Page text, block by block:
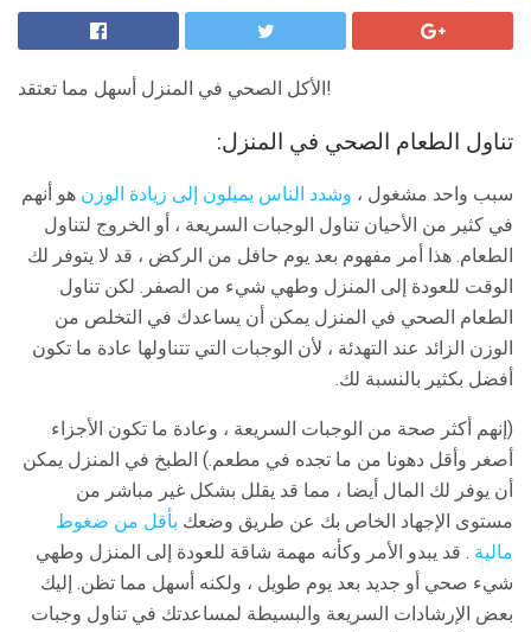
الأكل الصحي في المنزل أسهل مما تعتقد!
تناول الطعام الصحي في المنزل:
سبب واحد مشغول ، وشدد الناس يميلون إلى زيادة الوزن هو أنهم
في كثير من الأحيان تناول الوجبات السريعة ، أو الخروج لتناول
الطعام. هذا أمر مفهوم بعد يوم حافل من الركض ، قد لا يتوفر لك
الوقت للعودة إلى المنزل وطهي شيء من الصفر. لكن تناول
الطعام الصحي في المنزل يمكن أن يساعدك في التخلص من
الوزن الزائد عند التهدئة ، لأن الوجبات التي تتناولها عادة ما تكون
أفضل بكثير بالنسبة لك.
(إنهم أكثر صحة من الوجبات السريعة ، وعادة ما تكون الأجزاء
أصغر وأقل دهونا من ما تجده في مطعم.) الطبخ في المنزل يمكن
أن يوفر لك المال أيضا ، مما قد يقلل بشكل غير مباشر من
مستوى الإجهاد الخاص بك عن طريق وضعك بأقل من ضغوط
مالية . قد يبدو الأمر وكأنه مهمة شاقة للعودة إلى المنزل وطهي
شيء صحي أو جديد بعد يوم طويل ، ولكنه أسهل مما تظن. إليك
بعض الإرشادات السريعة والبسيطة لمساعدتك في تناول وجبات